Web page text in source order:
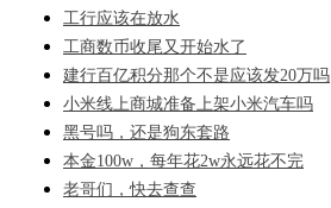
工行应该在放水
工商数币收尾又开始水了
建行百亿积分那个不是应该发20万吗
小米线上商城准备上架小米汽车吗
黑号吗，还是狗东套路
本金100w，每年花2w永远花不完
老哥们，快去查查